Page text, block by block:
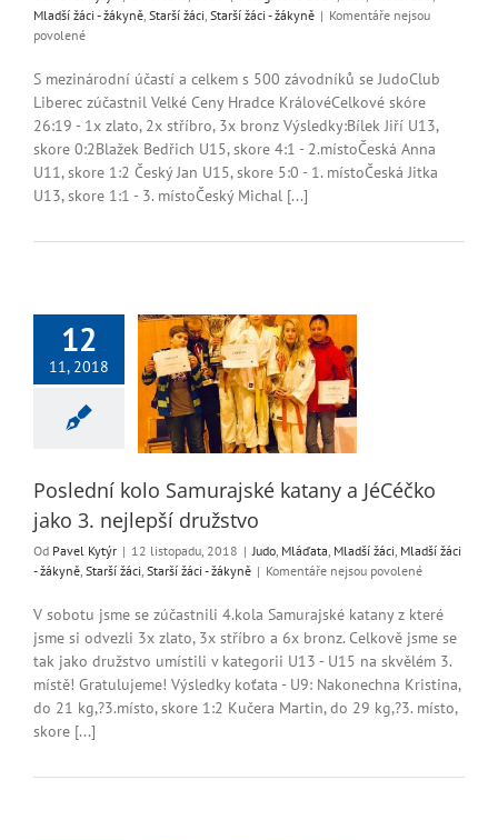
Mladší žáci - žákyně, Starší žáci, Starší žáci - žákyně | Komentáře nejsou
povolenéu
s
názvem
Hradec
Králové
S mezinárodní účastí a celkem s 500 závodníků se JudoClub
Liberec zúčastnil Velké Ceny Hradce KrálovéCelkové skóre
26:19 - 1x zlato, 2x stříbro, 3x bronz Výsledky:Bílek Jiří U13,
skore 0:2Blažek Bedřich U15, skore 4:1 - 2.místoČeská Anna
U11, skore 1:2 Český Jan U15, skore 5:0 - 1. místoČeská Jitka
U13, skore 1:1 - 3. místoČeský Michal [...]
12
11, 2018
Samurajské
JéCéčko jako 3.
Mladší žáci
Poslední kolo Samurajské katany a JéCéčko
jako 3. nejlepší družstvo
Od Pavel Kytýr | 12 listopadu, 2018 | Judo Mláďata Mladší žáci Mladší žáci
- žákyně Starší žáci Starší žáci - žákyně | Komentáře nejsou povolenéu
s
Poslední
kolo
Samurajské
katany
V sobotu jsme se zúčastnili 4.kola Samurajské katany z které
jsme si odvezli 3x zlato, 3x stříbro a 6x bronz. Celkově jsme se
tak jako družstvo umístili v kategorii U13 - U15 na skvělém 3.
místě! Gratulujeme! Výsledky koťata - U9: Nakonechna Kristina,
do 21 kg,?3.místo, skore 1:2 Kučera Martin, do 29 kg,?3. místo,
skore [...]